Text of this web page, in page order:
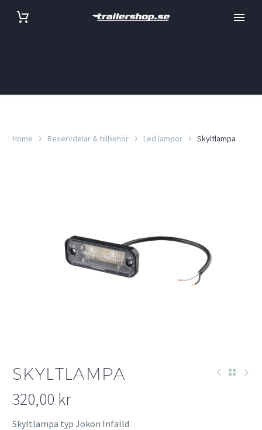
Home Reservdelar & tillbehör Led lampor Skyltlampa
SKYLTLAMPA
320,00 kr
Skyltlampa typ Jokon Infälld